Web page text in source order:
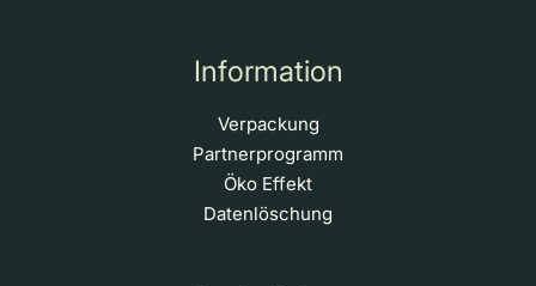
Information
Verpackung
Partnerprogramm
Öko Effekt
Datenlöschung